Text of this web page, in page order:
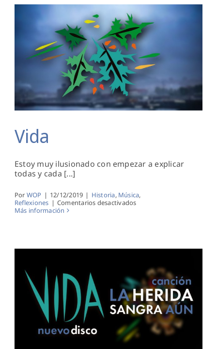
Vida
Vida
Estoy muy ilusionado con empezar a explicar
todas y cada [...]
Por WOP | 12/12/2019 | Historia, Música,
Reflexiones | Comentarios desactivadosen
Más información
#9días9canciones: La Herida Sangra Aún